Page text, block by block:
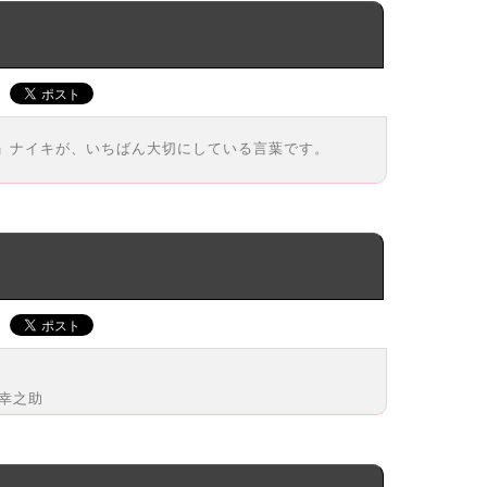
イキが、いちばん大切にしている言葉です。
之助